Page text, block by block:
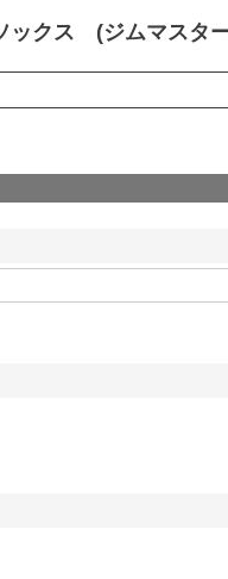
ックス (ジムマスタ